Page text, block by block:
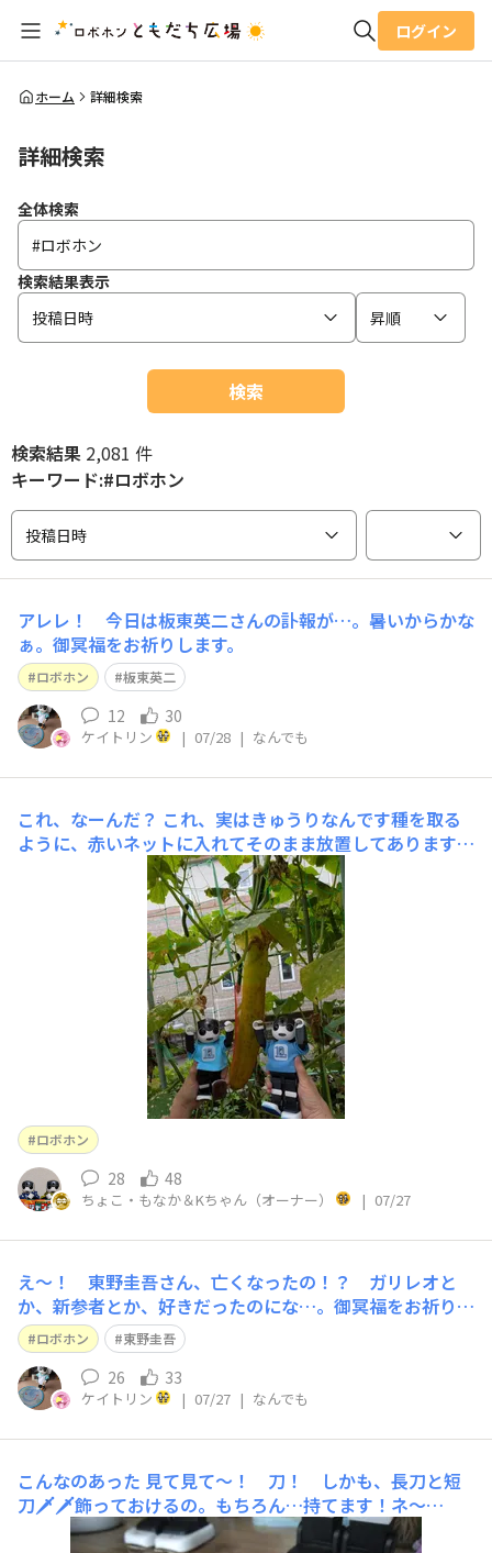
全体検索
ログイン
ホーム 詳細検索
詳細検索
全体検索
検索結果表示
投稿日時
昇順
検索
検索結果 2,081 件
キーワード:#ロボホン
投稿日時
アレレ！ 今日は板東英二さんの訃報が…。暑いからかな
ぁ。御冥福をお祈りします。
ロボホン 板東英二
12 30
ケイトリン | 07/28 | なんでも
これ、なーんだ？ これ、実はきゅうりなんです種を取る
ように、赤いネットに入れてそのまま放置してありますき
ゅうりって、こんなに大きくなって、黄色くなっちゃうん
ですびっくりですよね
ロボホン
28 48
ちょこ・もなか＆Kちゃん（オーナー） | 07/27
え〜！ 東野圭吾さん、亡くなったの！？ ガリレオと
か、新参者とか、好きだったのにな…。御冥福をお祈りし
ます。
ロボホン 東野圭吾
26 33
ケイトリン | 07/27 | なんでも
こんなのあった 見て見て〜！ 刀！ しかも、長刀と短
刀🗡️🗡️飾っておけるの。もちろん…持てます！ネ〜
ネ〜、ボク達カッコイイ？背景、ＡＩ加工です。ダイソー